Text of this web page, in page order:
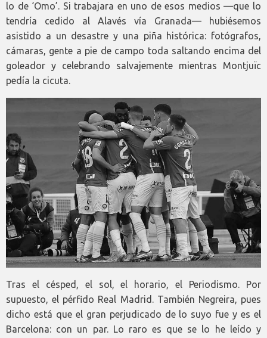
lo de ‘Omo’. Si trabajara en uno de esos medios —que lo
tendría cedido al Alavés vía Granada— hubiésemos
asistido a un desastre y una piña histórica: fotógrafos,
cámaras, gente a pie de campo toda saltando encima del
goleador y celebrando salvajemente mientras Montjuïc
pedía la cicuta.
Tras el césped, el sol, el horario, el Periodismo. Por
supuesto, el pérfido Real Madrid. También Negreira, pues
dicho está que el gran perjudicado de lo suyo fue y es el
Barcelona: con un par. Lo raro es que se lo he leído y